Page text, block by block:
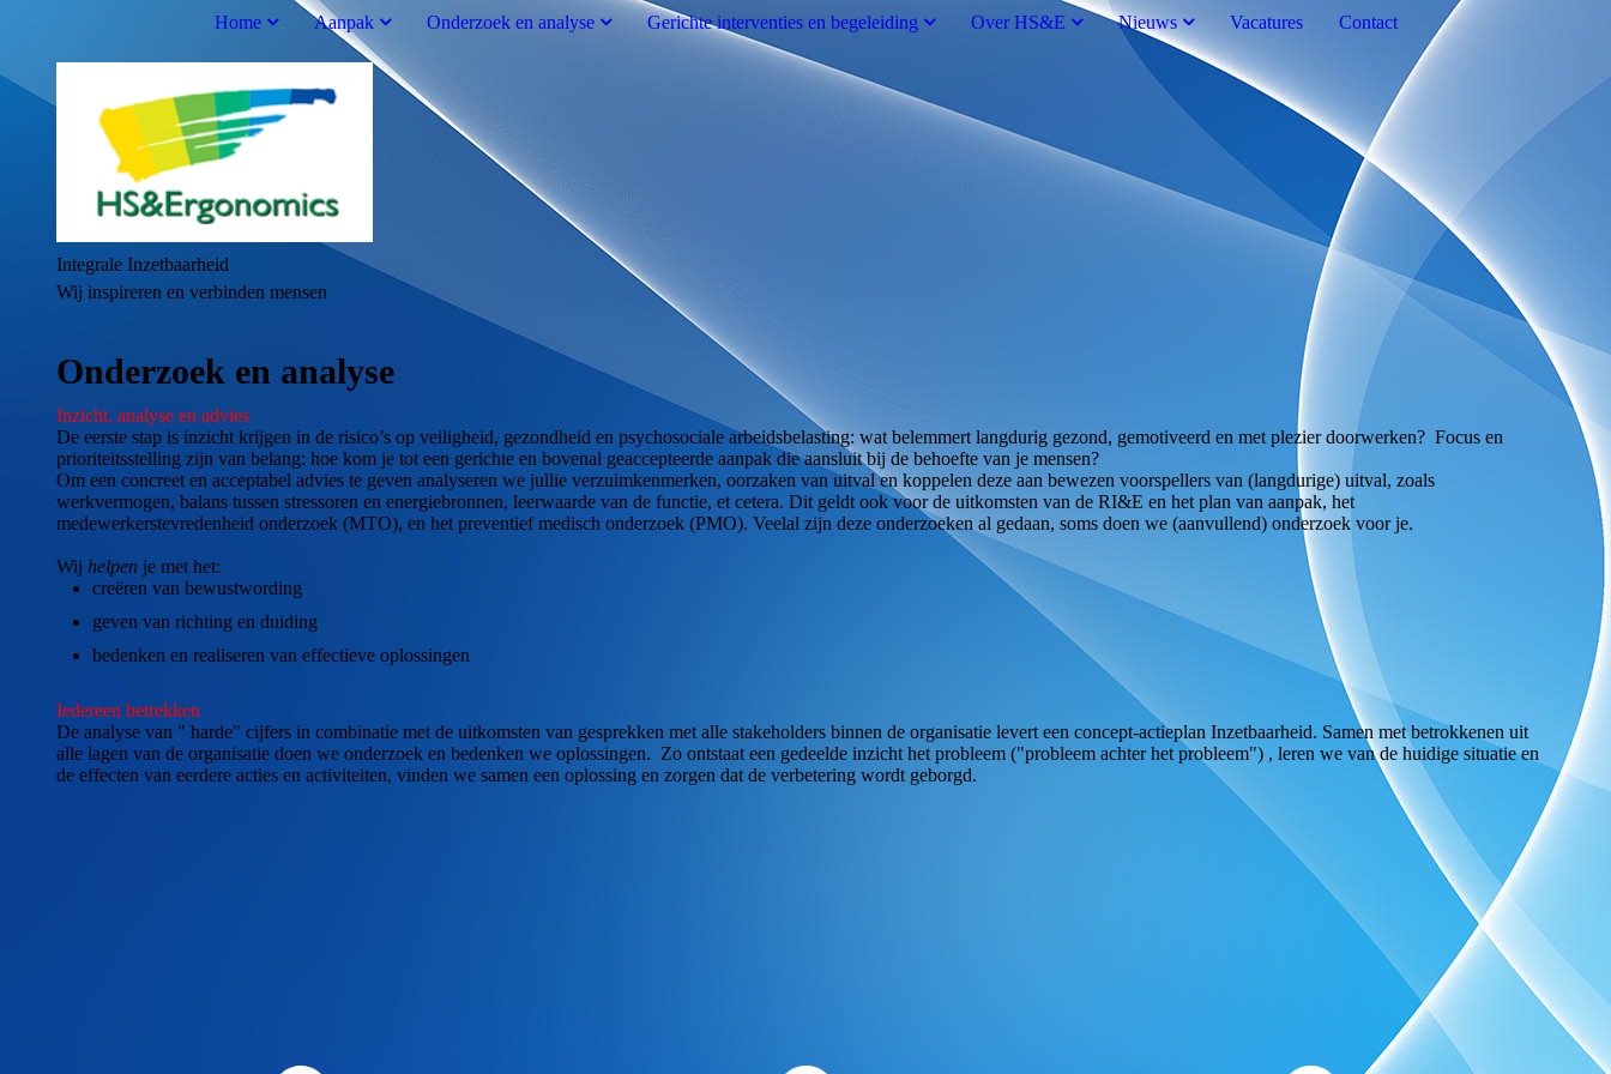
Home Aanpak Onderzoek en analyse Gerichte interventies en begeleiding Over HS&E Nieuws Vacatures Contact
Integrale Inzetbaarheid
Wij inspireren en verbinden mensen
Onderzoek en analyse
Inzicht, analyse en advies
De eerste stap is inzicht krijgen in de risico’s op veiligheid, gezondheid en psychosociale arbeidsbelasting: wat belemmert langdurig gezond, gemotiveerd en met plezier doorwerken? Focus en
prioriteitsstelling zijn van belang: hoe kom je tot een gerichte en bovenal geaccepteerde aanpak die aansluit bij de behoefte van je mensen?
Om een concreet en acceptabel advies te geven analyseren we jullie verzuimkenmerken, oorzaken van uitval en koppelen deze aan bewezen voorspellers van (langdurige) uitval, zoals
werkvermogen, balans tussen stressoren en energiebronnen, leerwaarde van de functie, et cetera. Dit geldt ook voor de uitkomsten van de RI&E en het plan van aanpak, het
medewerkerstevredenheid onderzoek (MTO), en het preventief medisch onderzoek (PMO). Veelal zijn deze onderzoeken al gedaan, soms doen we (aanvullend) onderzoek voor je.
Wij helpen je met het:
creëren van bewustwording
geven van richting en duiding
bedenken en realiseren van effectieve oplossingen
Iedereen betrekken
De analyse van " harde" cijfers in combinatie met de uitkomsten van gesprekken met alle stakeholders binnen de organisatie levert een concept-actieplan Inzetbaarheid. Samen met betrokkenen uit
alle lagen van de organisatie doen we onderzoek en bedenken we oplossingen. Zo ontstaat een gedeelde inzicht het probleem ("probleem achter het probleem") , leren we van de huidige situatie en
de effecten van eerdere acties en activiteiten, vinden we samen een oplossing en zorgen dat de verbetering wordt geborgd.